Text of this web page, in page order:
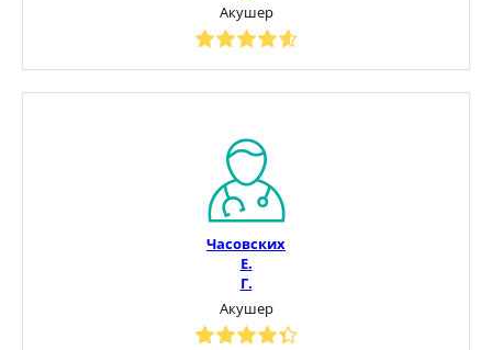
Акушер
Часовских
Е.
Г.
Акушер